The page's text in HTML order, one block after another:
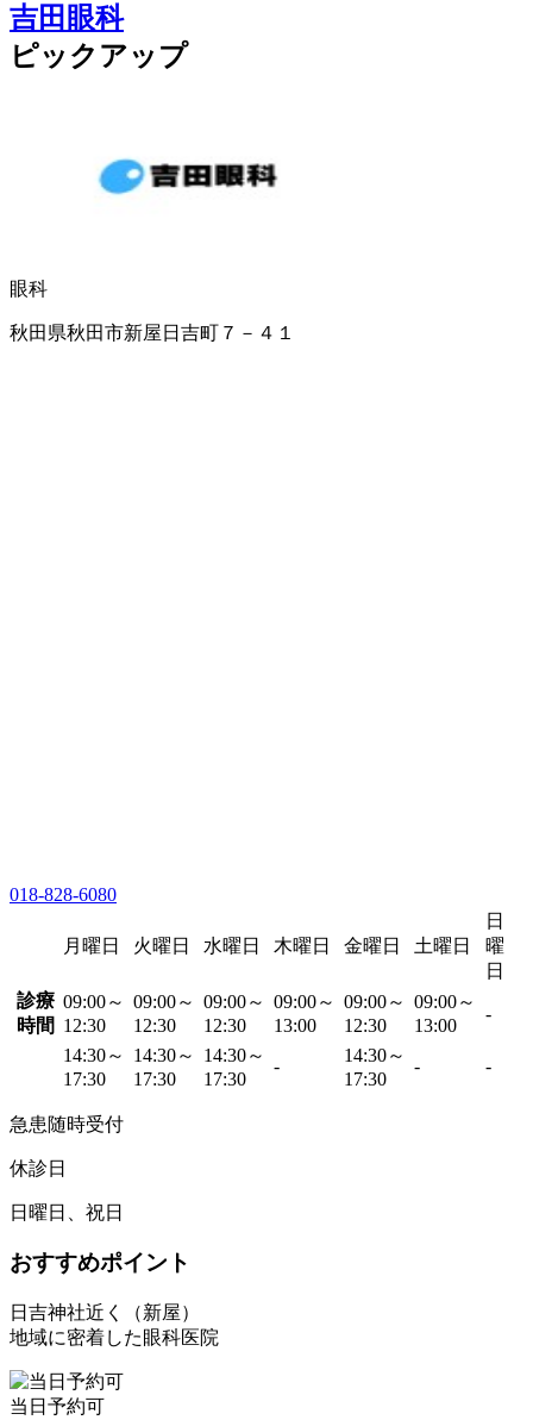
吉田眼科
ピックアップ
眼科
秋田県秋田市新屋日吉町７－４１
018-828-6080
月曜日 火曜日 水曜日 木曜日 金曜日 土曜日
日
曜
日
診療
時間
09:00～
12:30
09:00～
12:30
09:00～
12:30
09:00～
13:00
09:00～
12:30
09:00～
13:00
-
14:30～
17:30
14:30～
17:30
14:30～
17:30
-
14:30～
17:30
- -
急患随時受付
休診日
日曜日、祝日
おすすめポイント
日吉神社近く（新屋）
地域に密着した眼科医院
当日予約可